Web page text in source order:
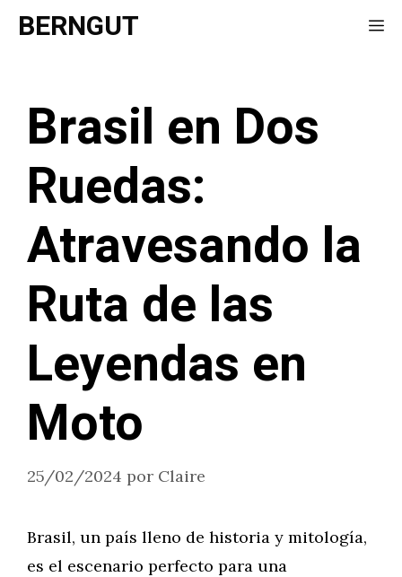
Saltar
BERNGUT
Brasil en Dos
Ruedas:
Atravesando la
Ruta de las
Leyendas en
Moto
25/02/2024 por Claire
Brasil, un país lleno de historia y mitología,
es el escenario perfecto para una